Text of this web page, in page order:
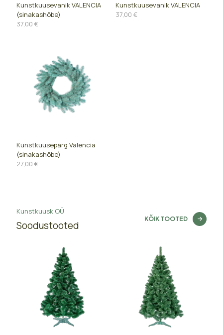
Kunstkuusevanik VALENCIA
(sinakashõbe)
37,00 €
Kunstkuusevanik VALENCIA
37,00 €
Kunstkuusepärg Valencia
(sinakashõbe)
27,00 €
Kunstkuusk OÜ
Soodustooted
KÕIK TOOTED